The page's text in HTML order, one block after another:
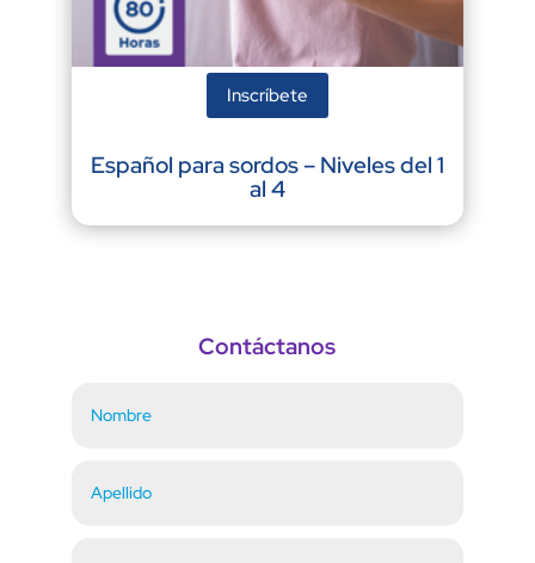
Inscríbete
Español para sordos – Niveles del 1
al 4
Contáctanos